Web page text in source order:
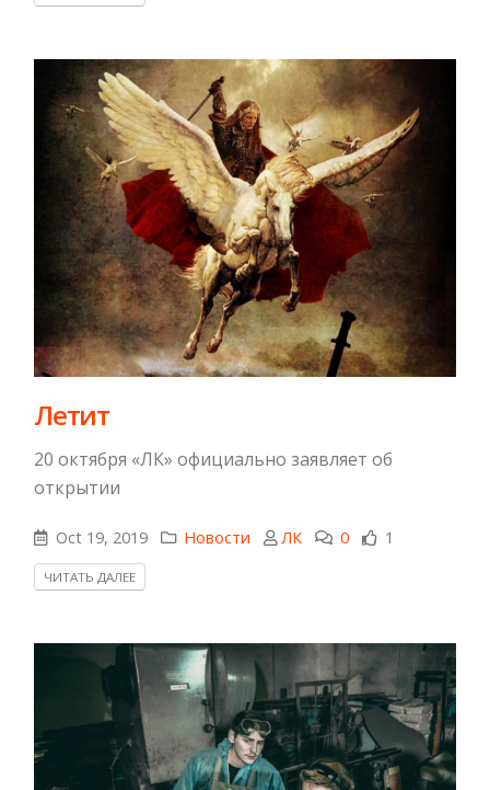
Летит
20 октября «ЛК» официально заявляет об
открытии
Oct 19, 2019 Новости ЛК 0 1
ЧИТАТЬ ДАЛЕЕ